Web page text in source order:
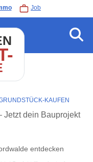
Job
KAUFEN
Jetzt dein Bauprojekt
entdecken